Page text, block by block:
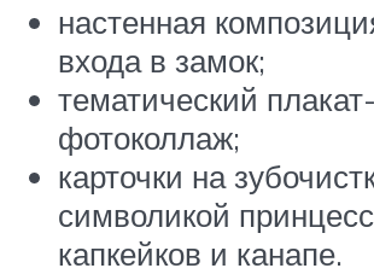
настенная
входа в замок;
тематический плакат-
фотоколлаж;
карточки на
символикой
капкейков и канапе.